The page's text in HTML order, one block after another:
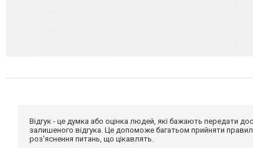
Відгук - це думка або оцінка людей, які бажають передати
залишеного відгука. Це допоможе багатьом прийняти
роз'яснення питань, що цікавлять.